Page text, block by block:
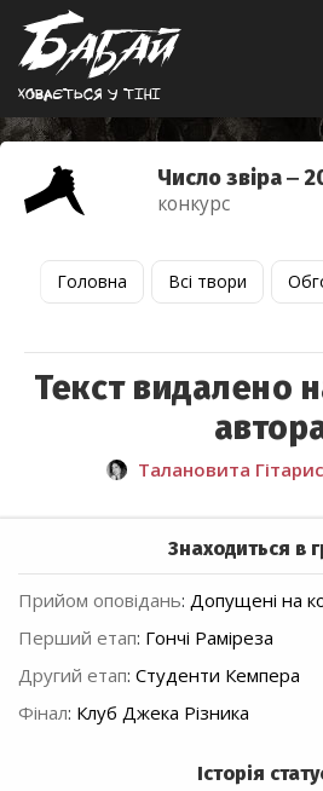
Ховається у тiнi
Число звіра ‒
конкурс
Головна Всі твори
Текст видалено
Талановита
Знаходиться в
Прийом оповідань: Допущені на
Перший етап: Гончі Раміреза
Другий етап: Студенти Кемпера
Фінал: Клуб Джека Різника
Історія